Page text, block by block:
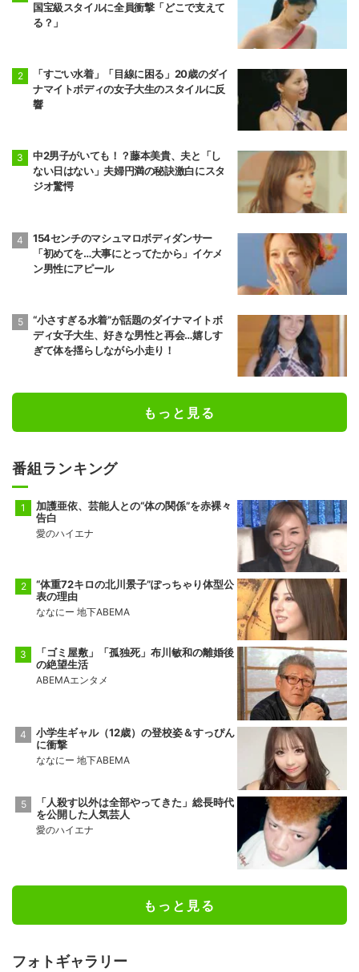
国宝級スタイルに全員衝撃「どこで支えて
る？」
「すごい水着」「目線に困る」20歳のダイ
ナマイトボディの女子大生のスタイルに反
響
中2男子がいても！？藤本美貴、夫と「し
ない日はない」夫婦円満の秘訣激白にスタ
ジオ驚愕
154センチのマシュマロボディダンサー
「初めてを…大事にとってたから」イケメ
ン男性にアピール
“小さすぎる水着”が話題のダイナマイトボ
ディ女子大生、好きな男性と再会…嬉しす
ぎて体を揺らしながら小走り！
もっと見る
番組ランキング
加護亜依、芸能人との“体の関係”を赤裸々
告白
愛のハイエナ
“体重72キロの北川景子”ぽっちゃり体型公
表の理由
ななにー 地下ABEMA
「ゴミ屋敷」「孤独死」布川敏和の離婚後
の絶望生活
ABEMAエンタメ
小学生ギャル（12歳）の登校姿＆すっぴん
に衝撃
ななにー 地下ABEMA
「人殺す以外は全部やってきた」総長時代
を公開した人気芸人
愛のハイエナ
もっと見る
フォトギャラリー